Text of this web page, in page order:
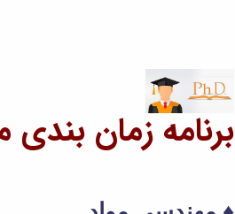
برنامه زمان